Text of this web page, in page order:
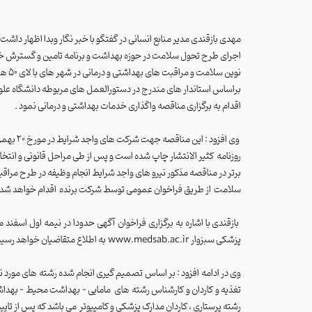
مهدی بازقندی مدیر منابع انسانی در گفتگو با خبر نگار وبدا اظهار
اجرای طرح تحول سلامت در حوزه بهداشت و برنامه تامین و
نوین سلامت و مراقبت های بهداشتی و درمانی در شهر های با لای 50 هزار نفر
براساس استاندار های مندرج در دستورالعمل های مربوطه دانشگاه
اقدام به برگزاری مناقصه واگذاری خدمات بهداشتی و درمانی نمود .
وی افزود : این
روزنامه کثیر الانتشار چاپ شده است و پس از طی مراحل قانونی و
برتر در مناقصه مذکور نیرو های واجد شرایط انجام وظیفه در طرح
سلامت از طریق فراخوان عمومی توسط شرکت برنده اقدام خواهد
بازقندی با اشاره به برگزاری فراخوان آگهی حدودا در نیمه اول
پزشکی سبزوار www.medsab.ac.ir به اطلاع متقاضیان خواهد
وی در ادامه افزود : بر اساس تصمیم گیری انجام شده رشته های
تغذیه و کاردان و کارشناس رشته های مامایی – بهداشت محیط –
رشته پرستاری ، کاردان مدارک پزشکی و کامپیوتر می باشد که پس از